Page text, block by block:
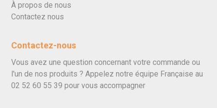
À propos de nous
Contactez nous
Contactez-nous
Vous avez une question concernant votre commande ou
l'un de nos produits ? Appelez notre équipe Française au
02 52 60 55 39 pour vous accompagner